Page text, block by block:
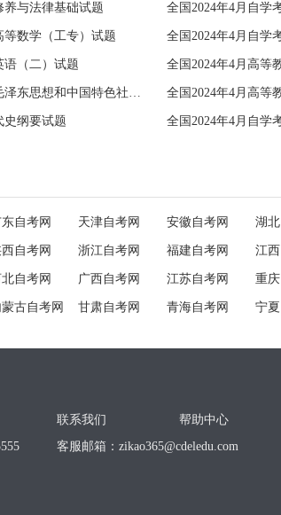
养与法律基础试题
等数学（工专）试题 全国2024年4月自学
语（二）试题 全国2024年4月高等
全国2024年4月高等教育自学考试毛泽东思想和中国特色社会主义理论体系概论试题 全国2024年4月高等
史纲要试题 全国2024年4月自学
自考网 天津自考网 安徽自考网 湖
西自考网 浙江自考网 福建自考网 江
自考网 广西自考网 江苏自考网 重
蒙古自考网 甘肃自考网 青海自考网 宁
联系我们
帮助中心
客服邮箱： zikao365@cdeledu.com